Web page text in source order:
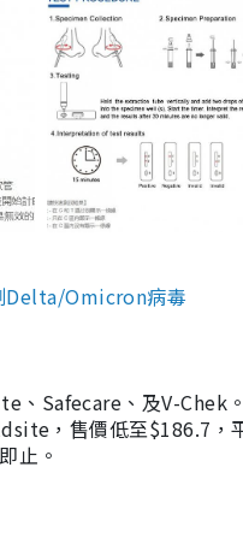
Delta/Omicron病毒
、Safecare、及V-Chek
，售價低至$186.7，
止。